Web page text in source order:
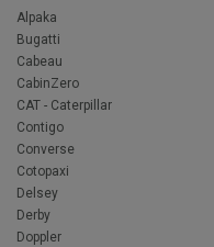
Alpaka
Bugatti
Cabeau
CabinZero
CAT - Caterpillar
Contigo
Converse
Cotopaxi
Delsey
Derby
Doppler